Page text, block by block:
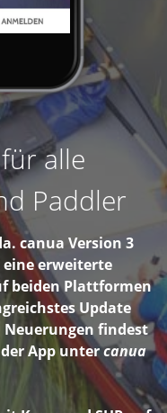
alle
Paddler
canua Version 3
erweiterte
beiden Plattformen
Update
findest
App untercanua